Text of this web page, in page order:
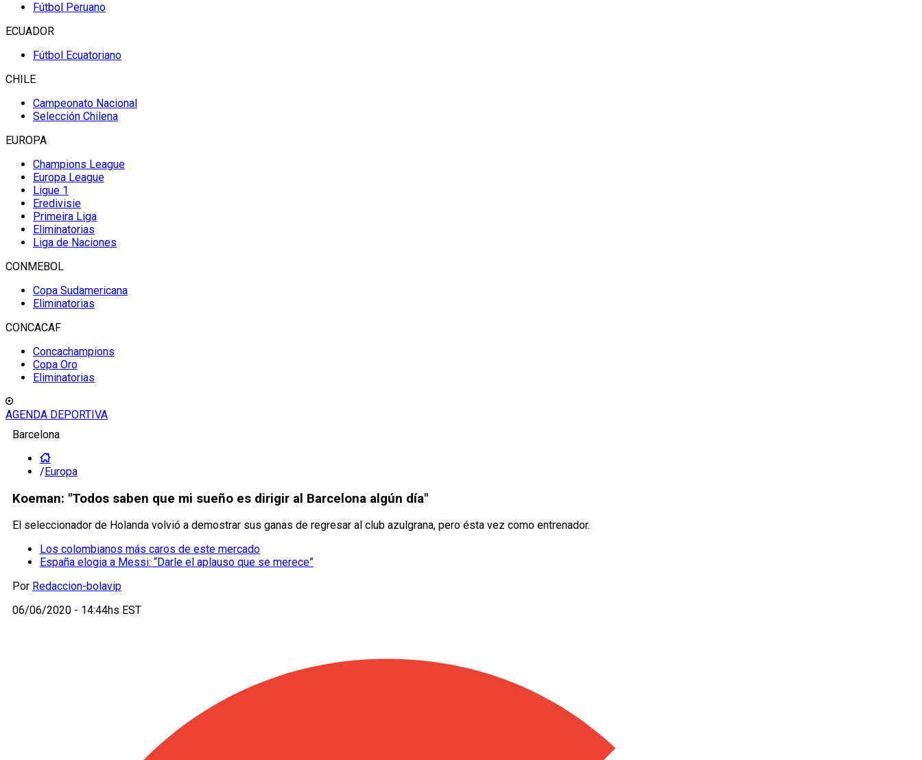
Fútbol Peruano
ECUADOR
Fútbol Ecuatoriano
CHILE
Campeonato Nacional
Selección Chilena
EUROPA
Champions League
Europa League
Ligue 1
Eredivisie
Primeira Liga
Eliminatorias
Liga de Naciones
CONMEBOL
Copa Sudamericana
Eliminatorias
CONCACAF
Concachampions
Copa Oro
Eliminatorias
AGENDA DEPORTIVA
Barcelona
/Europa
Koeman: "Todos saben que mi sueño es dirigir al Barcelona algún día"
El seleccionador de Holanda volvió a demostrar sus ganas de regresar al club azulgrana, pero ésta vez como entrenador.
Los colombianos más caros de este mercado
España elogia a Messi: “Darle el aplauso que se merece”
Por Redaccion-bolavip
06/06/2020 - 14:44hs EST